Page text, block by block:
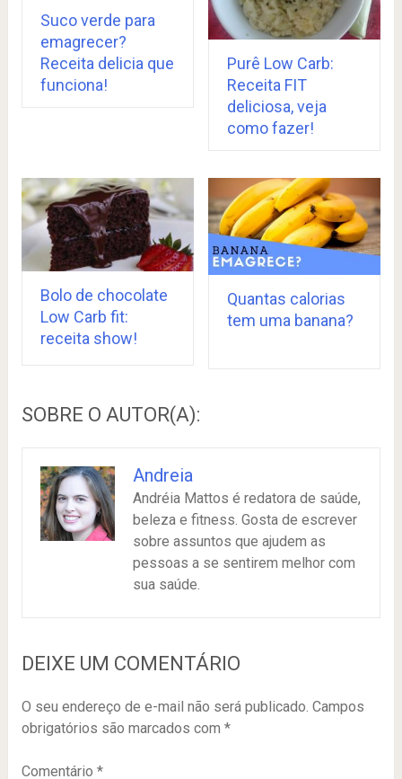
Suco verde para
emagrecer?
Receita delicia que
funciona!
Purê Low Carb:
Receita FIT
deliciosa, veja
como fazer!
Bolo de chocolate
Low Carb fit:
receita show!
Quantas calorias
tem uma banana?
SOBRE O AUTOR(A):
Andreia
Andréia Mattos é redatora de saúde,
beleza e fitness. Gosta de escrever
sobre assuntos que ajudem as
pessoas a se sentirem melhor com
sua saúde.
DEIXE UM COMENTÁRIO
O seu endereço de e-mail não será publicado. Campos
obrigatórios são marcados com *
Comentário *